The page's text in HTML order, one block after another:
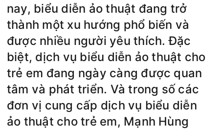
nay, biểu diễn ảo thuật đang trở
thành một xu hướng phổ biến và
được nhiều người yêu thích. Đặc
biệt, dịch vụ biểu diễn ảo thuật cho
trẻ em đang ngày càng được quan
tâm và phát triển. Và trong số các
đơn vị cung cấp dịch vụ biểu diễn
ảo thuật cho trẻ em, Mạnh Hùng